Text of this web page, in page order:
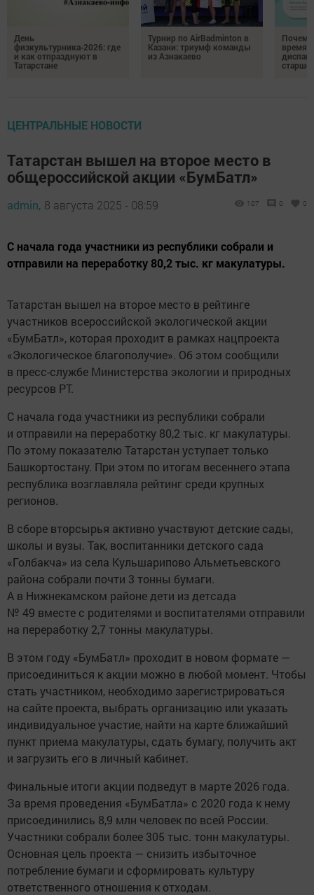
День
физкультурника‑2026: где
и как отпразднуют в
Татарстане
Турнир по AirBadminton в
Казани: триумф команды
из Азнакаево
время
ЦЕНТРАЛЬНЫЕ НОВОСТИ
Татарстан вышел на второе место в
общероссийской акции «БумБатл»
admin, 8 августа 2025 - 08:59 107 0 0
С начала года участники из республики собрали и
отправили на переработку 80,2 тыс. кг макулатуры.
Татарстан вышел на второе место в рейтинге
участников всероссийской экологической акции
«БумБатл», которая проходит в рамках нацпроекта
«Экологическое благополучие». Об этом сообщили
в пресс-службе Министерства экологии и природных
ресурсов РТ.
С начала года участники из республики собрали
и отправили на переработку 80,2 тыс. кг макулатуры.
По этому показателю Татарстан уступает только
Башкортостану. При этом по итогам весеннего этапа
республика возглавляла рейтинг среди крупных
регионов.
В сборе вторсырья активно участвуют детские сады,
школы и вузы. Так, воспитанники детского сада
«Голбакча» из села Кульшарипово Альметьевского
района собрали почти 3 тонны бумаги.
А в Нижнекамском районе дети из детсада
№ 49 вместе с родителями и воспитателями отправили
на переработку 2,7 тонны макулатуры.
В этом году «БумБатл» проходит в новом формате —
присоединиться к акции можно в любой момент. Чтобы
стать участником, необходимо зарегистрироваться
на сайте проекта, выбрать организацию или указать
индивидуальное участие, найти на карте ближайший
пункт приема макулатуры, сдать бумагу, получить акт
и загрузить его в личный кабинет.
Финальные итоги акции подведут в марте 2026 года.
За время проведения «БумБатла» с 2020 года к нему
присоединились 8,9 млн человек по всей России.
Участники собрали более 305 тыс. тонн макулатуры.
Основная цель проекта — снизить избыточное
потребление бумаги и сформировать культуру
ответственного отношения к отходам.